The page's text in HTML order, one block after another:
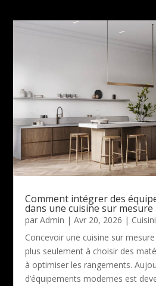
Comment intégrer des
dans une cuisine sur mesure
parAdmin |Avr 20, 2026 |
Concevoir une cuisine sur
plus seulement à choisir des
à optimiser les rangements.
d’équipements modernes est